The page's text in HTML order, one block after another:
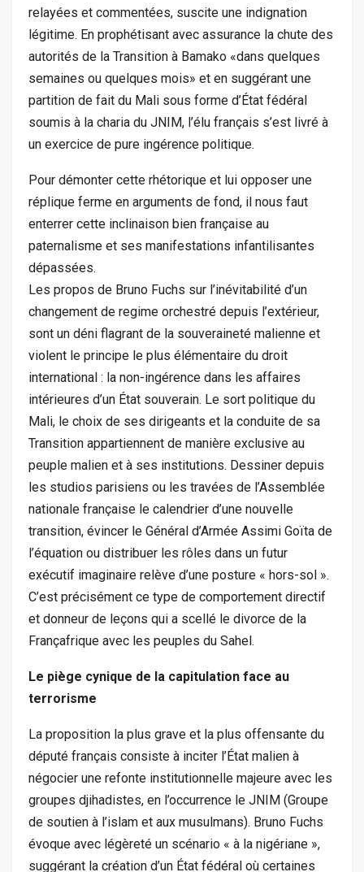
relayées et commentées, suscite une indignation
légitime. En prophétisant avec assurance la chute des
autorités de la Transition à Bamako «dans quelques
semaines ou quelques mois» et en suggérant une
partition de fait du Mali sous forme d’État fédéral
soumis à la charia du JNIM, l’élu français s’est livré à
un exercice de pure ingérence politique.
Pour démonter cette rhétorique et lui opposer une
réplique ferme en arguments de fond, il nous faut
enterrer cette inclinaison bien française au
paternalisme et ses manifestations infantilisantes
dépassées.
Les propos de Bruno Fuchs sur l’inévitabilité d’un
changement de regime orchestré depuis l’extérieur,
sont un déni flagrant de la souveraineté malienne et
violent le principe le plus élémentaire du droit
international : la non-ingérence dans les affaires
intérieures d’un État souverain. Le sort politique du
Mali, le choix de ses dirigeants et la conduite de sa
Transition appartiennent de manière exclusive au
peuple malien et à ses institutions. Dessiner depuis
les studios parisiens ou les travées de l’Assemblée
nationale française le calendrier d’une nouvelle
transition, évincer le Général d’Armée Assimi Goïta de
l’équation ou distribuer les rôles dans un futur
exécutif imaginaire relève d’une posture « hors-sol ».
C’est précisément ce type de comportement directif
et donneur de leçons qui a scellé le divorce de la
Françafrique avec les peuples du Sahel.
Le piège cynique de la capitulation face au
terrorisme
La proposition la plus grave et la plus offensante du
député français consiste à inciter l’État malien à
négocier une refonte institutionnelle majeure avec les
groupes djihadistes, en l’occurrence le JNIM (Groupe
de soutien à l’islam et aux musulmans). Bruno Fuchs
évoque avec légèreté un scénario « à la nigériane »,
suggérant la création d’un État fédéral où certaines